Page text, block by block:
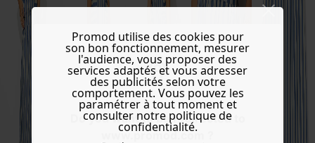
Do you want to be redirected to
www.promod.com ?
Promod utilise des cookies pour
son bon fonctionnement, mesurer
l'audience, vous proposer des
services adaptés et vous adresser
des publicités selon votre
comportement. Vous pouvez les
paramétrer à tout moment et
consulter notre politique de
confidentialité.